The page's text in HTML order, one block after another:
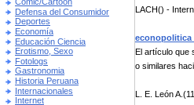
Defensa del Consumidor
Deportes
Economía
Educación Ciencia
Erotismo, Sexo
Fotologs
Gastronomia
Historia Peruana
Internacionales
Internet
LACH() -
econopolitica
El artículo que
o similares
L. E. León